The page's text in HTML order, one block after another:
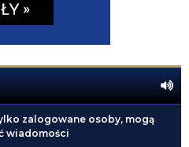
zalogowane osoby, mogą
wiadomości